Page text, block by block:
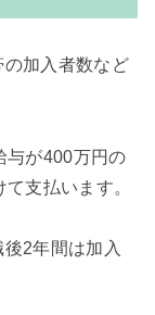
加入者数など
与が400万円の
支払います。
後2年間は加入